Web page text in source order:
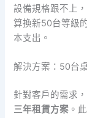
設備規格跟不上
算換新50台等級
本支出。
解決方案：50台
針對客戶的需求
三年租賃方案 。